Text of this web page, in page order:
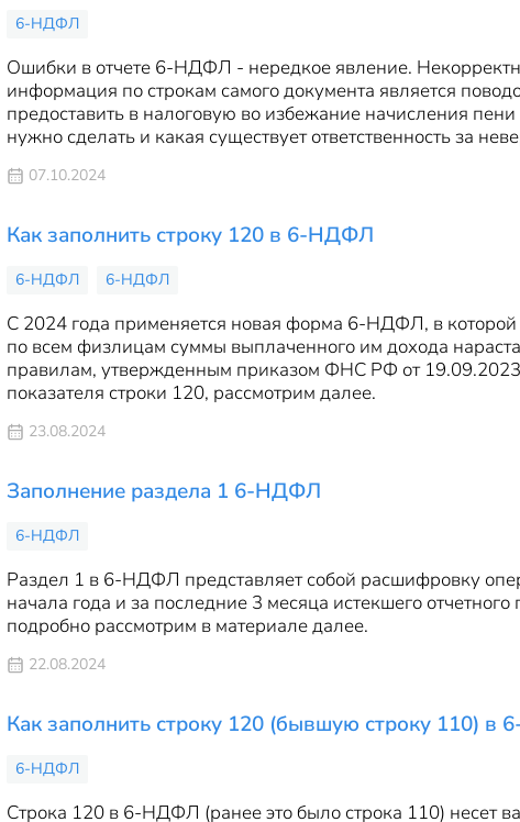
6-НДФЛ
Ошибки в отчете 6-НДФЛ - нередкое явление.
информация по строкам самого документа является
предоставить в налоговую во избежание начисления
нужно сделать и какая существует ответственность за
07.10.2024
Как заполнить строку 120 в 6-НДФЛ
6-НДФЛ 6-НДФЛ
С 2024 года применяется новая форма 6-НДФЛ, в
по всем физлицам суммы выплаченного им дохода
правилам, утвержденным приказом ФНС РФ от
показателя строки 120, рассмотрим далее.
23.08.2024
Заполнение раздела 1 6-НДФЛ
6-НДФЛ
Раздел 1 в 6-НДФЛ представляет собой расшифровку
начала года и за последние 3 месяца истекшего
подробно рассмотрим в материале далее.
22.08.2024
Как заполнить строку 120 (бывшую строку 110)
6-НДФЛ
Строка 120 в 6-НДФЛ (ранее это было строка 110)